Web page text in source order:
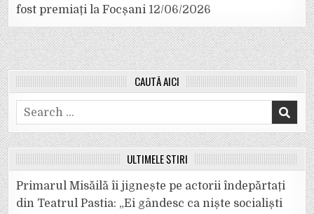
fost premiați la Focșani 12/06/2026
CAUTĂ AICI
Search
for:
ULTIMELE ȘTIRI
Primarul Misăilă îi jignește pe actorii îndepărtați
din Teatrul Pastia: „Ei gândesc ca niște socialiști